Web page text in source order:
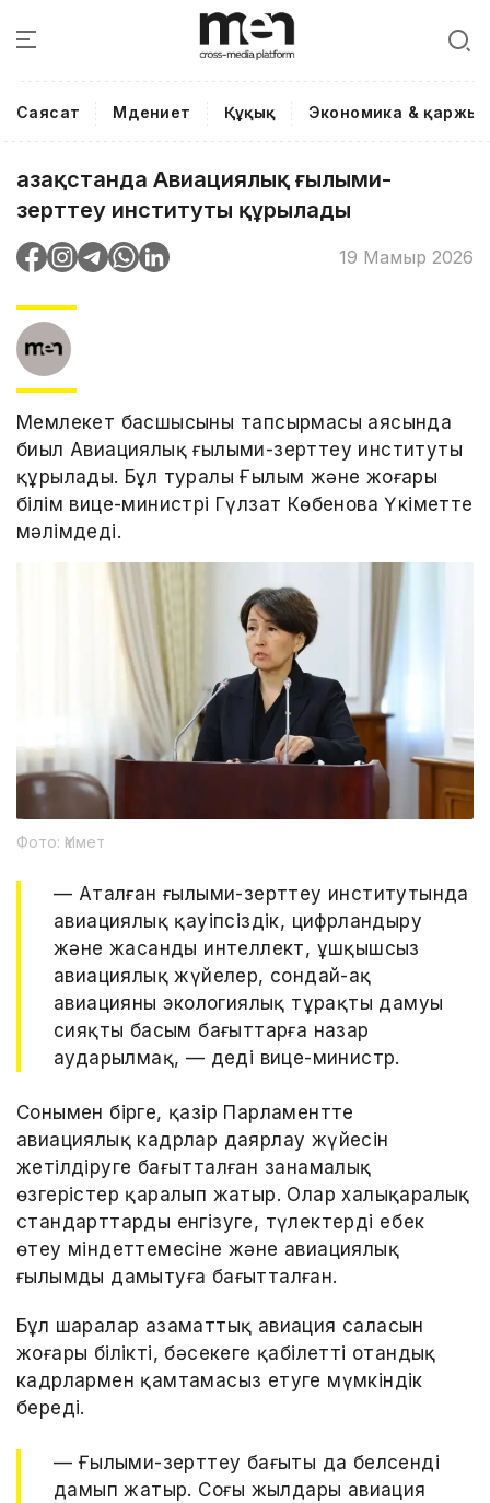
Саясат Мәдениет Құқық Экономика & қаржы
Қазақстанда Авиациялық ғылыми-
зерттеу институты құрылады
19 Мамыр 2026
Мемлекет басшысының тапсырмасы аясында
биыл Авиациялық ғылыми-зерттеу институты
құрылады. Бұл туралы Ғылым және жоғары
білім вице-министрі Гүлзат Көбенова Үкіметте
мәлімдеді.
Фото: Үкімет
— Аталған ғылыми-зерттеу институтында
авиациялық қауіпсіздік, цифрландыру
және жасанды интеллект, ұшқышсыз
авиациялық жүйелер, сондай-ақ
авиацияның экологиялық тұрақты дамуы
сияқты басым бағыттарға назар
аударылмақ, — деді вице-министр.
Сонымен бірге, қазір Парламентте
авиациялық кадрлар даярлау жүйесін
жетілдіруге бағытталған заңнамалық
өзгерістер қаралып жатыр. Олар халықаралық
стандарттарды енгізуге, түлектердің еңбек
өтеу міндеттемесіне және авиациялық
ғылымды дамытуға бағытталған.
Бұл шаралар азаматтық авиация саласын
жоғары білікті, бәсекеге қабілетті отандық
кадрлармен қамтамасыз етуге мүмкіндік
береді.
— Ғылыми-зерттеу бағыты да белсенді
дамып жатыр. Соңғы жылдары авиация